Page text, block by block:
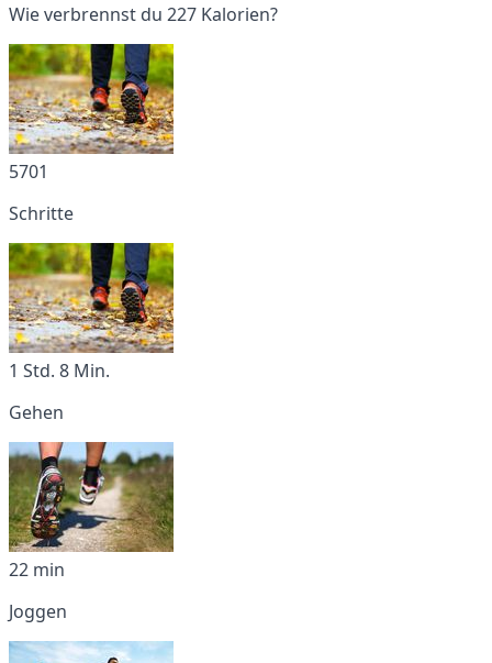
Wie verbrennst du 227 Kalorien?
5701
Schritte
1 Std. 8 Min.
Gehen
22 min
Joggen